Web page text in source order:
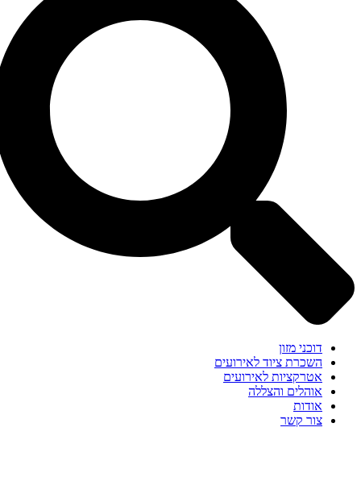
דוכני מזון
השכרת ציוד לאירועים
אטרקציות לאירועים
אוהלים והצללה
אודות
צור קשר